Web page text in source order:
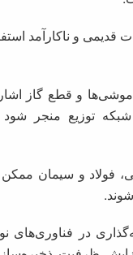
قدیمی و ناکارآمد
و قطع گاز
توزیع منجر
فولاد و سیمان
در فناوری‌های